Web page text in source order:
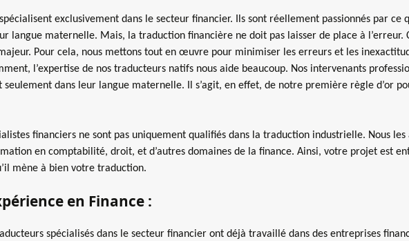
exclusivement dans le secteur financier. Ils sont réellement passionnés par ce
langue maternelle. Mais, la traduction financière ne doit pas laisser de place à l’erreur.
Pour cela, nous mettons tout en œuvre pour minimiser les erreurs et les
l’expertise de nos traducteurs natifs nous aide beaucoup. Nos intervenants
seulement dans leur langue maternelle. Il s’agit, en effet, de notre première règle d’or
financiers ne sont pas uniquement qualifiés dans la traduction industrielle. Nous
en comptabilité, droit, et d’autres domaines de la finance. Ainsi, votre projet est
mène à bien votre traduction.
en Finance :
spécialisés dans le secteur financier ont déjà travaillé dans des entreprises